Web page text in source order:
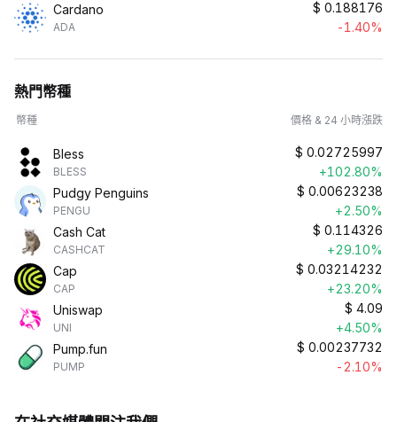
Cardano
ADA
$ 0.188176
-1.40%
熱門幣種
幣種 價格 & 24 小時漲跌
Bless
BLESS
$ 0.02725997
+102.80%
Pudgy Penguins
PENGU
$ 0.00623238
+2.50%
Cash Cat
CASHCAT
$ 0.114326
+29.10%
Cap
CAP
$ 0.03214232
+23.20%
Uniswap
UNI
$ 4.09
+4.50%
Pump.fun
PUMP
$ 0.00237732
-2.10%